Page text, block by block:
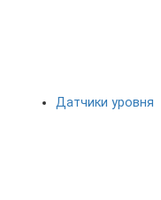
Датчики уровня